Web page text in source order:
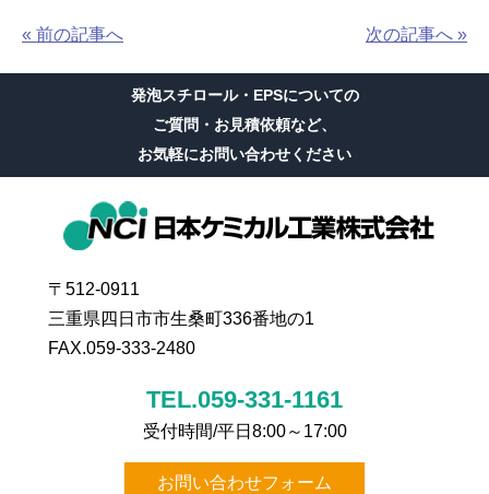
« 前の記事へ 次の記事へ »
発泡スチロール・EPSについての
ご質問・お見積依頼など、
お気軽にお問い合わせください
〒512-0911
三重県四日市市生桑町336番地の1
FAX.059-333-2480
TEL.059-331-1161
受付時間/平日8:00～17:00
お問い合わせフォーム